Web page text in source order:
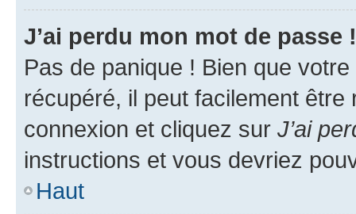
J’ai perdu mon mot de passe !
Pas de panique ! Bien que
récupéré, il peut facilement
connexion et cliquez sur J’ai
instructions et vous devriez
Haut